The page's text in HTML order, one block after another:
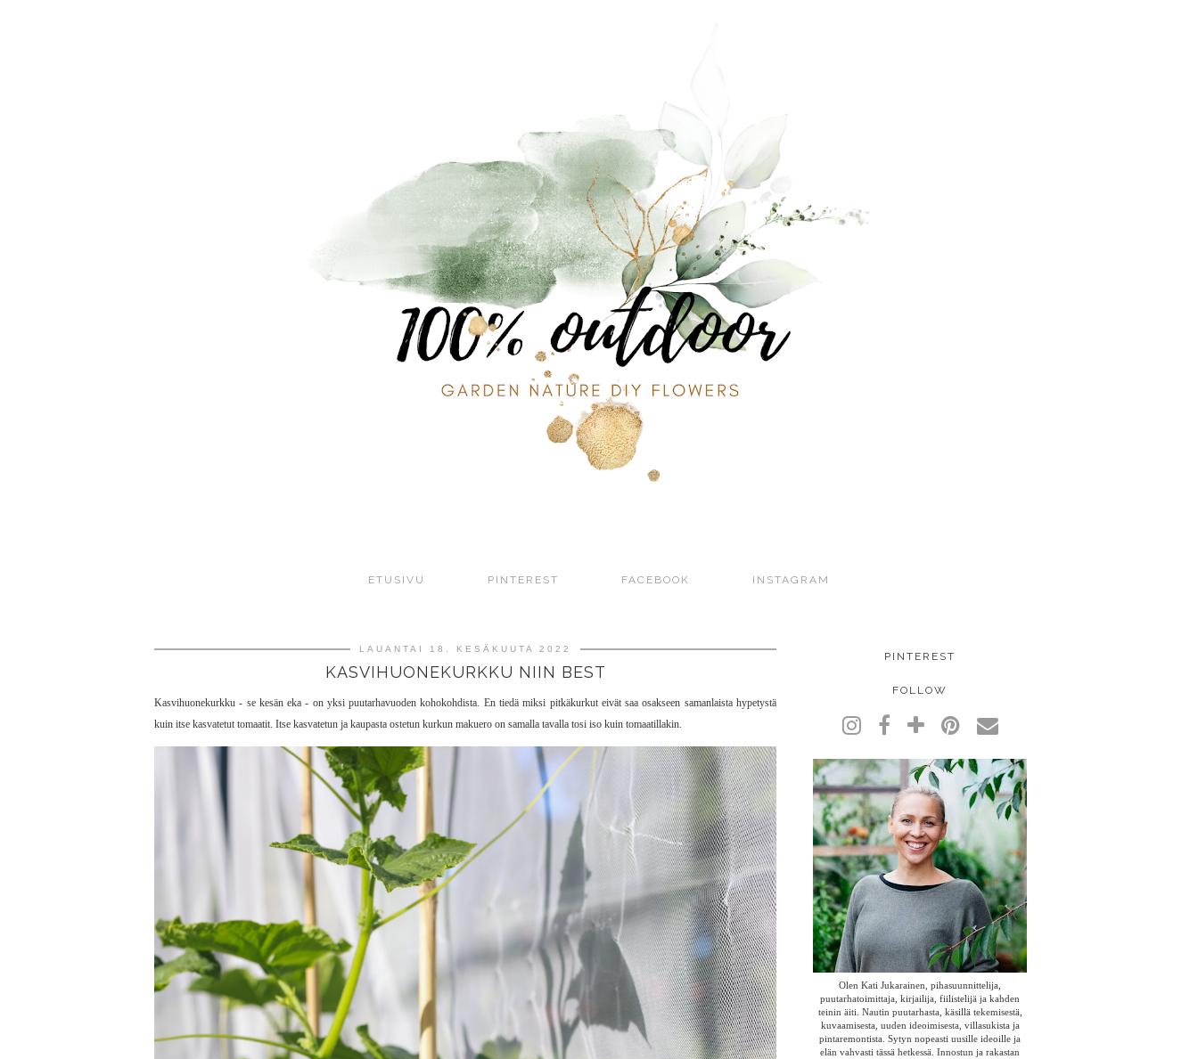
ETUSIVU PINTEREST FACEBOOK INSTAGRAM
LAUANTAI 18. KESÄKUUTA 2022
KASVIHUONEKURKKU NIIN BEST
Kasvihuonekurkku - se kesän eka - on yksi puutarhavuoden kohokohdista. En tiedä miksi pitkäkurkut eivät saa osakseen samanlaista hypetystä
kuin itse kasvatetut tomaatit. Itse kasvatetun ja kaupasta ostetun kurkun makuero on samalla tavalla tosi iso kuin tomaatillakin.
PINTEREST
FOLLOW
Olen Kati Jukarainen, pihasuunnittelija,
puutarhatoimittaja, kirjailija, fiilistelijä ja kahden
teinin äiti. Nautin puutarhasta, käsillä tekemisestä,
kuvaamisesta, uuden ideoimisesta, villasukista ja
pintaremontista. Sytyn nopeasti uusille ideoille ja
elän vahvasti tässä hetkessä. Innostun ja rakastan